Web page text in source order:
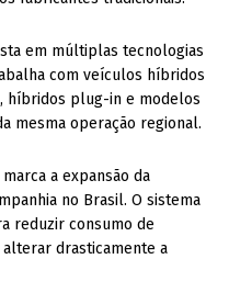
em múltiplas tecnologias
com veículos híbridos
híbridos plug-in e modelos
mesma operação regional.
marca a expansão da
no Brasil. O sistema
reduzir consumo de
drasticamente a